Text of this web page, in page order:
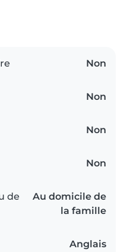
Non
Non
Non
Non
de
Au domicile de
la famille
Anglais